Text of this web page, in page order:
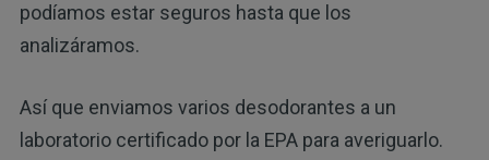
podíamos estar seguros hasta que los
analizáramos.
Así que enviamos varios desodorantes a un
laboratorio certificado por la EPA para averiguarlo.